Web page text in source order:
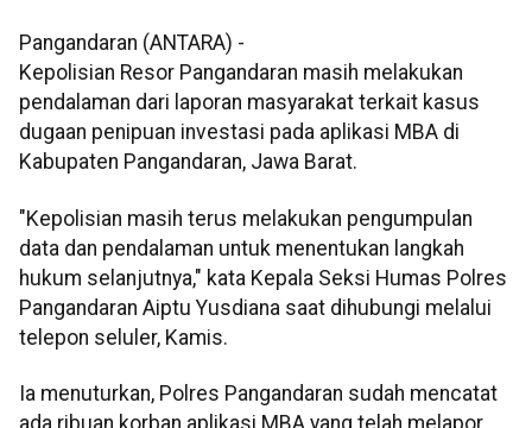
Pangandaran (ANTARA) -
Kepolisian Resor Pangandaran masih melakukan
pendalaman dari laporan masyarakat terkait kasus
dugaan penipuan investasi pada aplikasi MBA di
Kabupaten Pangandaran, Jawa Barat.
"Kepolisian masih terus melakukan pengumpulan
data dan pendalaman untuk menentukan langkah
hukum selanjutnya," kata Kepala Seksi Humas Polres
Pangandaran Aiptu Yusdiana saat dihubungi melalui
telepon seluler, Kamis.
Ia menuturkan, Polres Pangandaran sudah mencatat
ada ribuan korban aplikasi MBA yang telah melapor